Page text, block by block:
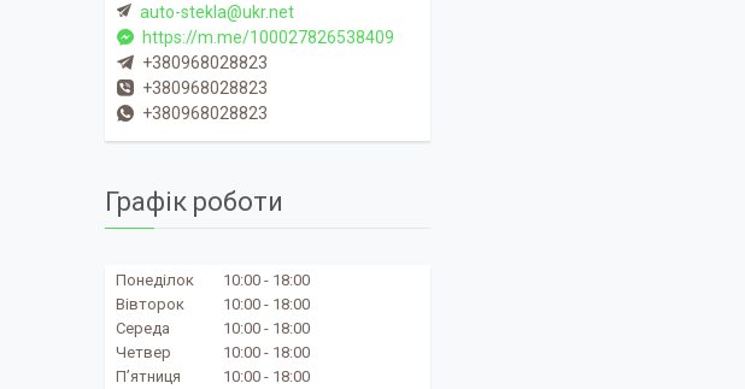
auto-stekla@ukr.net
https://m.me/100027826538409
+380968028823
+380968028823
+380968028823
Графік роботи
Понеділок 10:00
18:00
Вівторок
10:00
18:00
Середа
10:00
18:00
Четвер
10:00
18:00
Пʼятниця
10:00
18:00